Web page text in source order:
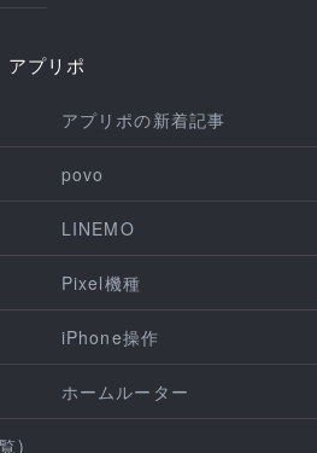
アプリポ
アプリポの新着記事
povo
LINEMO
Pixel機種
iPhone操作
ホームルーター
)